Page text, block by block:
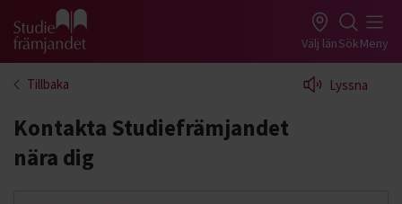
Gå till studiefrämjandets startsida Välj länSökMeny
Tillbaka Lyssna
Kontakta Studiefrämjandet
nära dig